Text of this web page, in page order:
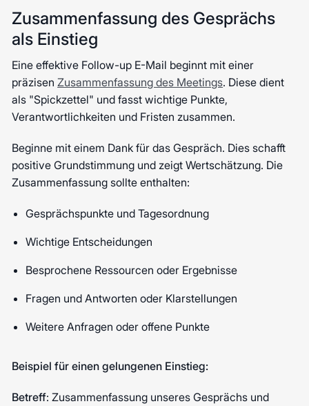
Zusammenfassung des Gesprächs
als Einstieg
Eine effektive Follow-up E-Mail beginnt mit einer
präzisen Zusammenfassung des Meetings. Diese dient
als "Spickzettel" und fasst wichtige Punkte,
Verantwortlichkeiten und Fristen zusammen.
Beginne mit einem Dank für das Gespräch. Dies schafft
positive Grundstimmung und zeigt Wertschätzung. Die
Zusammenfassung sollte enthalten:
Gesprächspunkte und Tagesordnung
Wichtige Entscheidungen
Besprochene Ressourcen oder Ergebnisse
Fragen und Antworten oder Klarstellungen
Weitere Anfragen oder offene Punkte
Beispiel für einen gelungenen Einstieg:
Betreff: Zusammenfassung unseres Gesprächs und